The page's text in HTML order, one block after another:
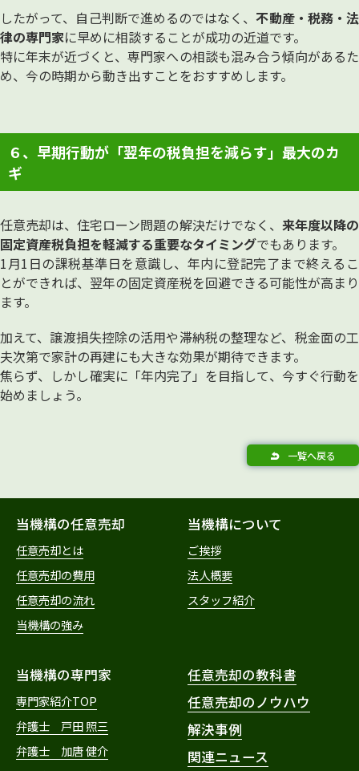
したがって、自己判断で進めるのではなく、不動産・税務・法
律の専門家に早めに相談することが成功の近道です。
特に年末が近づくと、専門家への相談も混み合う傾向があるた
め、今の時期から動き出すことをおすすめします。
６、早期行動が「翌年の税負担を減らす」最大のカ
ギ
任意売却は、住宅ローン問題の解決だけでなく、 来年度以降の
固定資産税負担を軽減する重要なタイミングでもあります。
1月1日の課税基準日を意識し、年内に登記完了まで終えるこ
とができれば、翌年の固定資産税を回避できる可能性が高まり
ます。
加えて、譲渡損失控除の活用や滞納税の整理など、税金面の工
夫次第で家計の再建にも大きな効果が期待できます。
焦らず、しかし確実に「年内完了」を目指して、今すぐ行動を
始めましょう。
一覧へ戻る
当機構の任意売却
任意売却とは
任意売却の費用
任意売却の流れ
当機構の強み
当機構について
ご挨拶
法人概要
スタッフ紹介
当機構の専門家
専門家紹介TOP
弁護士 戸田 照三
弁護士 加唐 健介
任意売却の教科書
任意売却のノウハウ
解決事例
関連ニュース